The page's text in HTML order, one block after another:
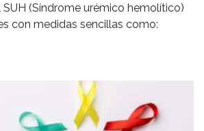
(Síndrome urémico hemolítico)
con medidas sencillas como: